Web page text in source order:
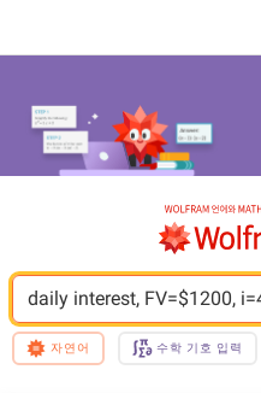
daily interest, FV=$1200,
자연어 수학 기호 입력